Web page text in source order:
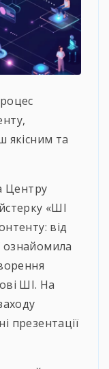
якісним та
Центру
«ШІ
від
ознайомила
ШІ. На
презентації